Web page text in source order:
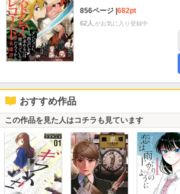
856ページ 682pt
62人 がお気に入り登録中
おすすめ作品
この作品を見た人はコチラも見ています